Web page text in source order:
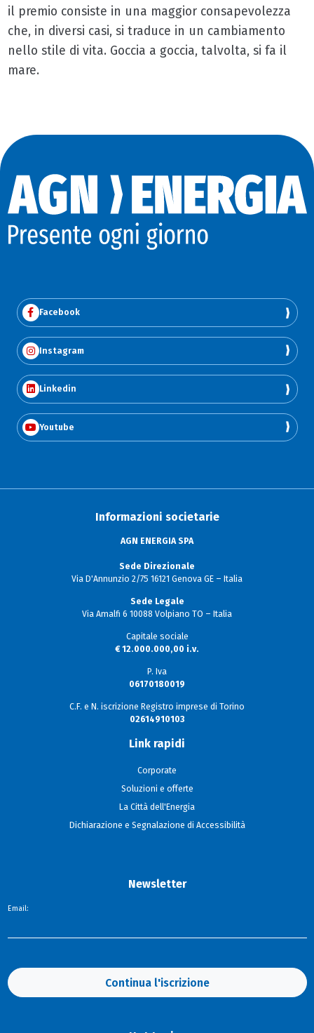
il premio consiste in una maggior consapevolezza
che, in diversi casi, si traduce in un cambiamento
nello stile di vita. Goccia a goccia, talvolta, si fa il
mare.
Facebook
Instagram
Linkedin
Youtube
Informazioni societarie
AGN ENERGIA SPA
Sede Direzionale
Via D'Annunzio 2/75 16121 Genova GE – Italia
Sede Legale
Via Amalfi 6 10088 Volpiano TO – Italia
Capitale sociale
€ 12.000.000,00 i.v.
P. Iva
06170180019
C.F. e N. iscrizione Registro imprese di Torino
02614910103
Link rapidi
Corporate
Soluzioni e offerte
La Città dell'Energia
Dichiarazione e Segnalazione di Accessibilità
Newsletter
Email:
Continua l'iscrizione